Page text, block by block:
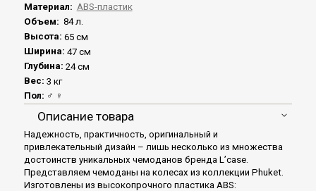
Материал: ABS-пластик
Объем: 84 л.
Высота: 65 см
Ширина: 47 см
Глубина: 24 см
Вес: 3 кг
Пол: ♂ ♀
Описание товара
Надежность, практичность, оригинальный и
привлекательный дизайн – лишь несколько из множества
достоинств уникальных чемоданов бренда L’case.
Представляем чемоданы на колесах из коллекции Phuket.
Изготовлены из высокопрочного пластика ABS: